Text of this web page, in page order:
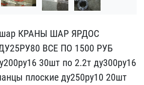
КРАН​Ы ШАР ЯРДОС
ВСЕ ПО 150​0 РУБ
30шт по 2.2т ду​300ру16
плоские ду250ру10 2​0шт